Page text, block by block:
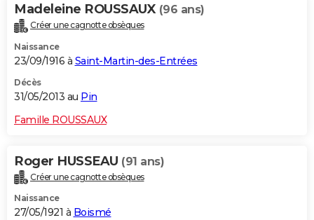
Madeleine ROUSSAUX (96 ans)
Créer une cagnotte obsèques
Naissance
23/09/1916 à Saint-Martin-des-Entrées
Décès
31/05/2013 au Pin
Famille ROUSSAUX
Roger HUSSEAU (91 ans)
Créer une cagnotte obsèques
Naissance
27/05/1921 à Boismé